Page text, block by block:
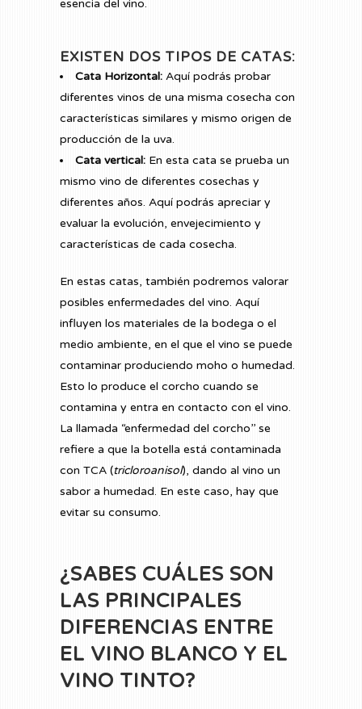
esencia del vino.
EXISTEN DOS TIPOS DE CATAS:
Cata Horizontal: Aquí podrás probar
diferentes vinos de una misma cosecha con
características similares y mismo origen de
producción de la uva.
Cata vertical: En esta cata se prueba un
mismo vino de diferentes cosechas y
diferentes años. Aquí podrás apreciar y
evaluar la evolución, envejecimiento y
características de cada cosecha.
En estas catas, también podremos valorar
posibles enfermedades del vino. Aquí
influyen los materiales de la bodega o el
medio ambiente, en el que el vino se puede
contaminar produciendo moho o humedad.
Esto lo produce el corcho cuando se
contamina y entra en contacto con el vino.
La llamada “enfermedad del corcho’’ se
refiere a que la botella está contaminada
con TCA (tricloroanisol), dando al vino un
sabor a humedad. En este caso, hay que
evitar su consumo.
¿SABES CUÁLES SON
LAS PRINCIPALES
DIFERENCIAS ENTRE
EL VINO BLANCO Y EL
VINO TINTO?